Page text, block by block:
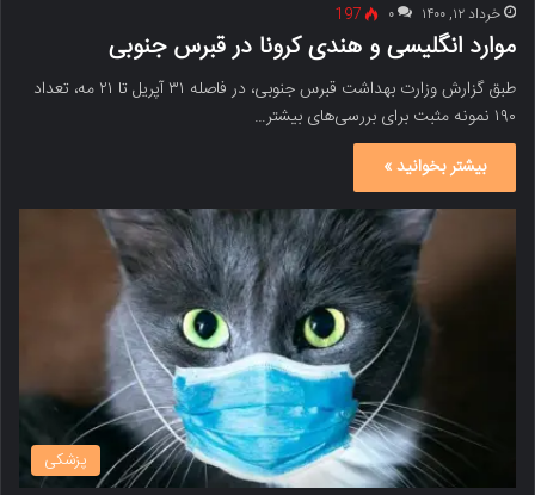
خرداد ۱۲, ۱۴۰۰ ۰ 197
موارد انگلیسی و هندی کرونا در قبرس جنوبی
طبق گزارش وزارت بهداشت قبرس جنوبی، در فاصله ۳۱ آپریل تا ۲۱ مه، تعداد
۱۹۰ نمونه مثبت برای بررسی‌های بیشتر…
بیشتر بخوانید »
پزشکی